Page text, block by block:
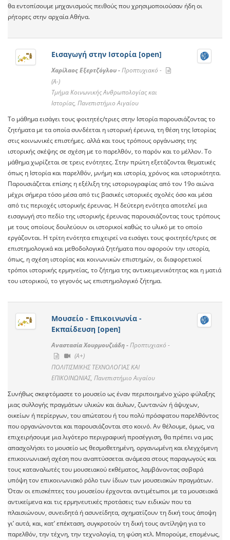
θα εντοπίσουμε μηχανισμoύς πειθούς που χρησιμοποιούσαν ήδη οι
ρήτορες στην αρχαία Αθήνα.
Εισαγωγή στην Ιστορία [open]
Χαρίλαος Εξερτζόγλου -Προπτυχιακό -
(A-)
Tμήμα Κοινωνικής Ανθρωπολογίας και
Ιστορίας, Πανεπιστήμιο Αιγαίου
Το μάθημα εισάγει τους φοιτητές/τριες στην Ιστορία παρουσιάζοντας το
ζητήματα με τα οποία συνδέεται η ιστορική έρευνα, τη θέση της Ιστορίας
στις κοινωνικές επιστήμες. αλλά και τους τρόπους οργάνωσης της
ιστορικής σκέψης σε σχέση με το παρελθόν, το παρόν και το μέλλον. Το
μάθημα χωρίζεται σε τρεις ενότητες. Στην πρώτη εξετάζονται θεματικές
όπως η Ιστορία και παρελθόν, μνήμη και ιστορία, χρόνος και ιστορικότητα.
Παρουσιάζεται επίσης η εξέλιξη της ιστοριογραφίας από τον 19ο αιώνα
μέχρι σήμερα τόσο μέσα από τις βασικές ιστορικές σχολές όσο και μέσα
από τις περιοχές ιστορικής έρευνας. Η δεύτερη ενότητα αποτελεί μια
εισαγωγή στο πεδίο της ιστορικής έρευνας παρουσιάζοντας τους τρόπους
με τους οποίους δουλεύουν οι ιστορικοί καθώς το υλικό με το οποίο
εργάζονται. Η τρίτη ενότητα επιχειρεί να εισάγει τους φοιτητές/τριες σε
επιστημολογικά και μεθοδολογικά ζητήματα που αφορούν την ιστορία,
όπως, η σχέση ιστορίας και κοινωνικών επιστημών, οι διαφορετικοί
τρόποι ιστορικής ερμηνείας, το ζήτημα της αντικειμενικότητας και η ματιά
του ιστορικού, το γεγονός ως επιστημολογικό ζήτημα.
Μουσείο - Επικοινωνία -
Εκπαίδευση [open]
Αναστασία Χουρμουζιάδη -Προπτυχιακό -
(A+)
ΠΟΛΙΤΙΣΜΙΚΗΣ ΤΕΧΝΟΛΟΓΙΑΣ ΚΑΙ
ΕΠΙΚΟΙΝΩΝΙΑΣ, Πανεπιστήμιο Αιγαίου
Συνήθως σκεφτόμαστε το μουσείο ως έναν περιποιημένο χώρο φύλαξης
μιας συλλογής πραγμάτων υλικών και άυλων, ζωντανών ή άψυχων,
οικείων ή περίεργων, του απώτατου ή του πολύ πρόσφατου παρελθόντος
που οργανώνονται και παρουσιάζονται στο κοινό. Αν θέλουμε, όμως, να
επιχειρήσουμε μια λιγότερο περιγραφική προσέγγιση, θα πρέπει να μας
απασχολήσει το μουσείο ως θεσμοθετημένη, οργανωμένη και ελεγχόμενη
επικοινωνιακή σχέση που αναπτύσσεται ανάμεσα στους παραγωγούς και
τους καταναλωτές του μουσειακού εκθέματος, λαμβάνοντας σοβαρά
υπόψη τον επικοινωνιακό ρόλο των ίδιων των μουσειακών πραγμάτων.
Όταν οι επισκέπτες του μουσείου έρχονται αντιμέτωποι με τα μουσειακά
αντικείμενα και τις ερμηνευτικές προτάσεις των ειδικών που τα
πλαισιώνουν, συνειδητά ή ασυνείδητα, σχηματίζουν τη δική τους άποψη
γι’ αυτά, και, κατ’ επέκταση, συγκροτούν τη δική τους αντίληψη για το
παρελθόν, την τέχνη, την τεχνολογία, τη φύση κτλ. Μπορούμε, επομένως,